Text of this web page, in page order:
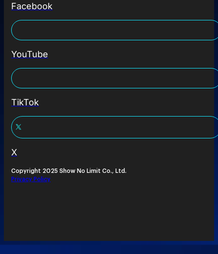
Facebook
YouTube
TikTok
X
Copyright 2025 Show No Limit Co., Ltd.
Privacy Policy